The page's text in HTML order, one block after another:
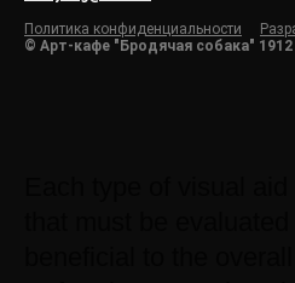
Политика конфиденциальности
© Арт-кафе "Бродячая собака" 1912